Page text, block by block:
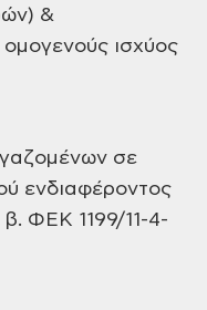
&
ισχύος
σε
ενδιαφέροντος
β. ΦΕΚ 1199/11-4-